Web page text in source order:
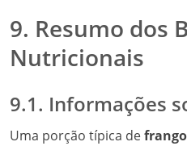
9. Resumo dos
Nutricionais
9.1. Informações
Uma porção típica de